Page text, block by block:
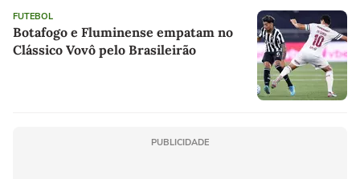
FUTEBOL
Botafogo e Fluminense empatam no
Clássico Vovô pelo Brasileirão
PUBLICIDADE